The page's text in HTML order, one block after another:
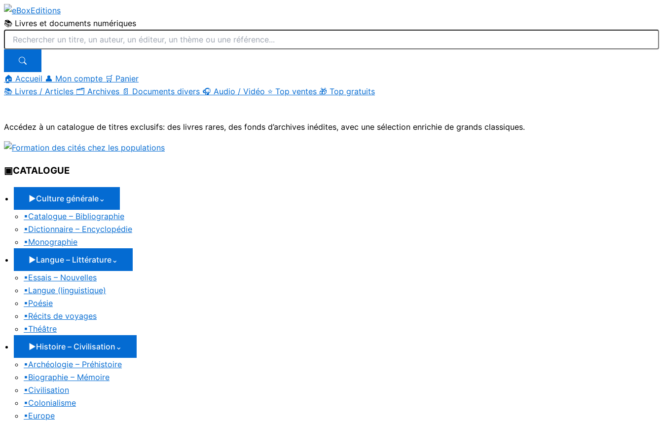
📚 Livres et documents numériques
🏠 Accueil 👤 Mon compte 🛒 Panier
📚 Livres / Articles 🗂 Archives 📄 Documents divers 🎧 Audio / Vidéo ⭐ Top ventes 🎁 Top gratuits
contenu
Accédez à un catalogue de titres exclusifs: des livres rares, des fonds d’archives inédites, avec une sélection enrichie de grands classiques.
▣CATALOGUE
▶Culture générale⌄
▪Catalogue – Bibliographie
▪Dictionnaire – Encyclopédie
▪Monographie
▶Langue – Littérature⌄
▪Essais – Nouvelles
▪Langue (linguistique)
▪Poésie
▪Récits de voyages
▪Théâtre
▶Histoire – Civilisation ⌄
▪Archéologie – Préhistoire
▪Biographie – Mémoire
▪Civilisation
▪Colonialisme
▪Europe